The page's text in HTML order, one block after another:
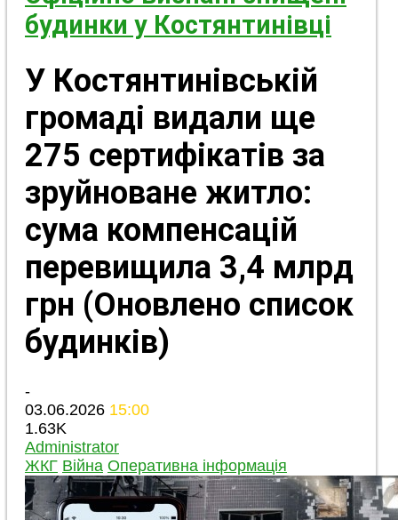
будинки у Костянтинівці
У Костянтинівській
громаді видали ще
275 сертифікатів за
зруйноване житло:
сума компенсацій
перевищила 3,4 млрд
грн (Оновлено список
будинків)
-
03.06.2026 15:00
1.63K
Administrator
ЖКГ Війна Оперативна інформація